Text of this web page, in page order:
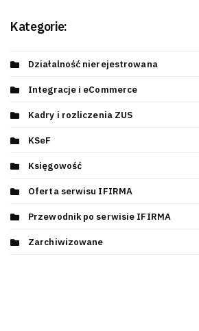
Kategorie:
Działalność nierejestrowana
Integracje i eCommerce
Kadry i rozliczenia ZUS
KSeF
Księgowość
Oferta serwisu IFIRMA
Przewodnik po serwisie IFIRMA
Zarchiwizowane